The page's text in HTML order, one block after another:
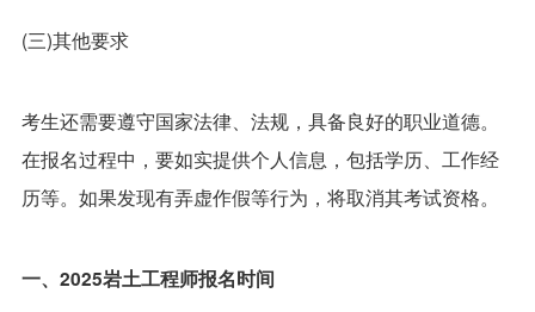
(三)其他要求
考生还需要遵守国家法律、法规，具备良好的职业道德。
在报名过程中，要如实提供个人信息，包括学历、工作经
历等。如果发现有弄虚作假等行为，将取消其考试资格。
一、2025岩土工程师报名时间